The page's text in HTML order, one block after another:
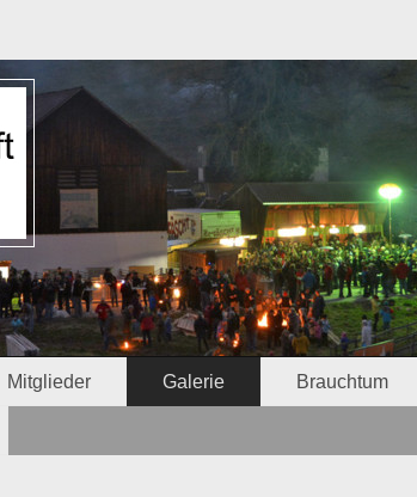
Mitglieder Galerie Brauchtum